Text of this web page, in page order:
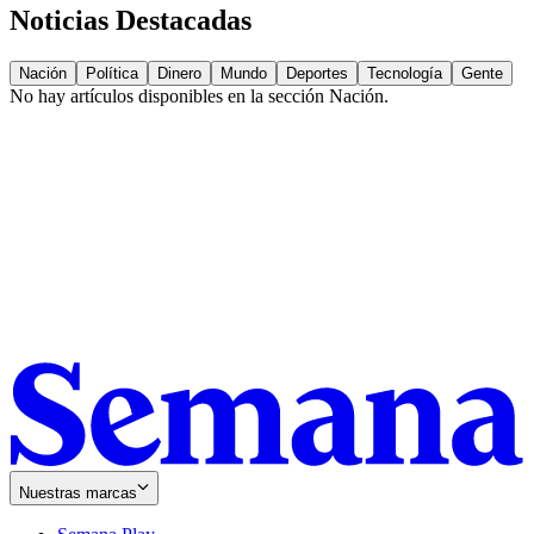
Noticias Destacadas
Nación Política Dinero Mundo Deportes Tecnología Gente
No hay artículos disponibles en la sección Nación.
Nuestras marcas